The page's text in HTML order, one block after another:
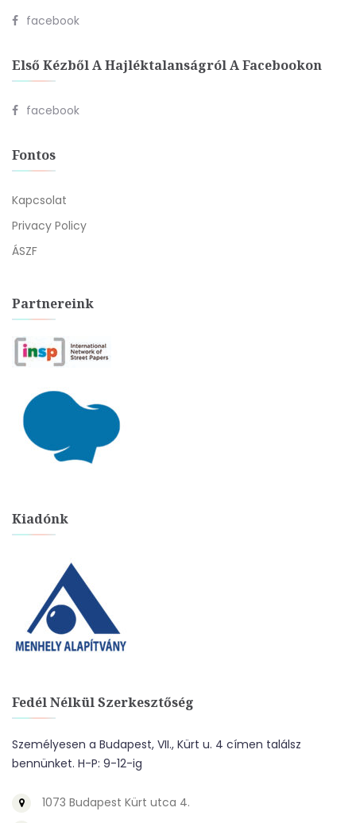
facebook
Első Kézből A Hajléktalanságról A Facebookon
facebook
Fontos
Kapcsolat
Privacy Policy
ÁSZF
Partnereink
Kiadónk
Fedél Nélkül Szerkesztőség
Személyesen a Budapest, VII., Kürt u. 4 címen találsz
bennünket. H-P: 9-12-ig
1073 Budapest Kürt utca 4.